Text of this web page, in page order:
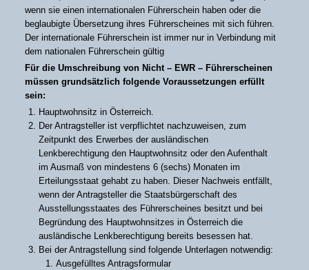
wenn sie einen internationalen Führerschein haben oder die
beglaubigte Übersetzung ihres Führerscheines mit sich führen.
Der internationale Führerschein ist immer nur in Verbindung mit
dem nationalen Führerschein gültig
Für die Umschreibung von Nicht – EWR – Führerscheinen
müssen grundsätzlich folgende Voraussetzungen erfüllt
sein:
Hauptwohnsitz in Österreich.
Der Antragsteller ist verpflichtet nachzuweisen, zum
Zeitpunkt des Erwerbes der ausländischen
Lenkberechtigung den Hauptwohnsitz oder den Aufenthalt
im Ausmaß von mindestens 6 (sechs) Monaten im
Erteilungsstaat gehabt zu haben. Dieser Nachweis entfällt,
wenn der Antragsteller die Staatsbürgerschaft des
Ausstellungsstaates des Führerscheines besitzt und bei
Begründung des Hauptwohnsitzes in Österreich die
ausländische Lenkberechtigung bereits besessen hat.
Bei der Antragstellung sind folgende Unterlagen notwendig:
Ausgefülltes Antragsformular